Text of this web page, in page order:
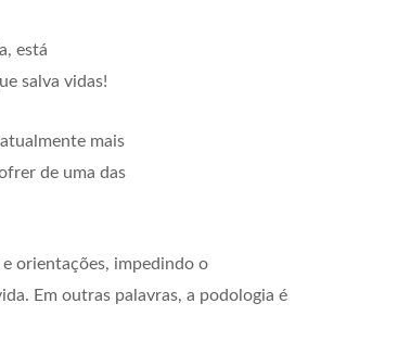
está
salva vidas!
mais
de uma das
orientações, impedindo o
Em outras palavras, a podologia é